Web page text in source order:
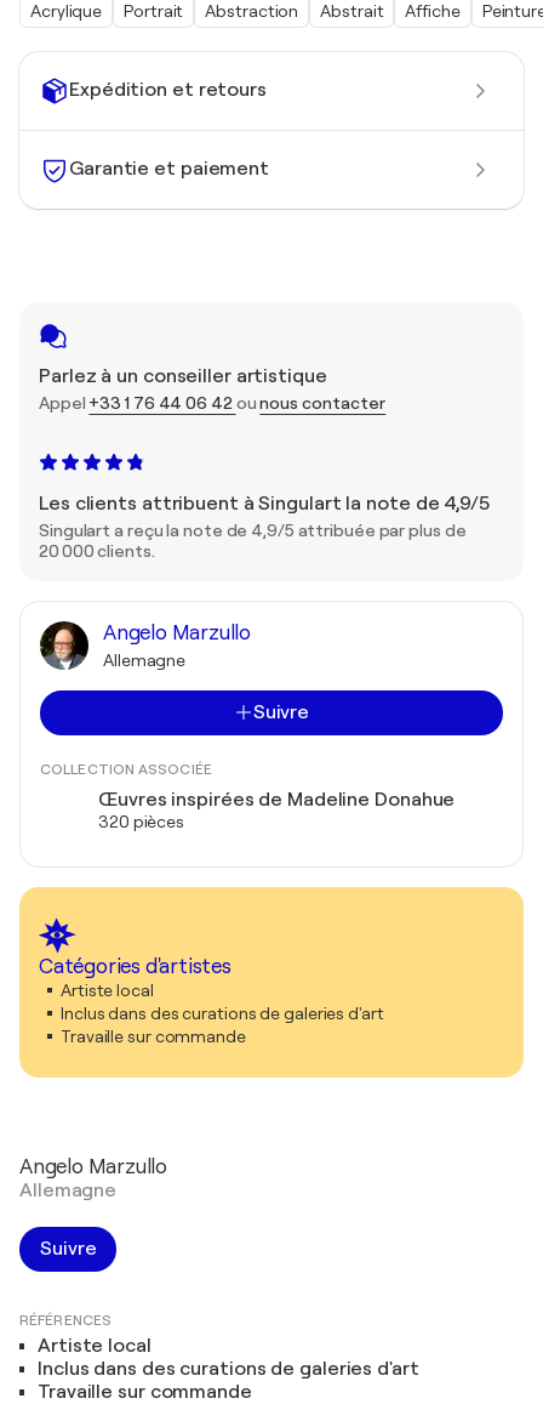
Expédition et retours
Garantie et paiement
Parlez à un conseiller artistique
Appel +33 1 76 44 06 42 ounous contacter
Les clients attribuent à Singulart la note de 4,9/5
Singulart a reçu la note de 4,9/5 attribuée par plus de
20 000 clients.
Angelo Marzullo
Allemagne
Suivre
COLLECTION ASSOCIÉE
Œuvres inspirées de Madeline Donahue
320 pièces
Catégories d'artistes
Artiste local
Inclus dans des curations de galeries d'art
Travaille sur commande
Acrylique Portrait Abstraction Abstrait Affiche
Angelo Marzullo
Allemagne
Suivre
RÉFÉRENCES
Artiste local
Inclus dans des curations de galeries d'art
Travaille sur commande